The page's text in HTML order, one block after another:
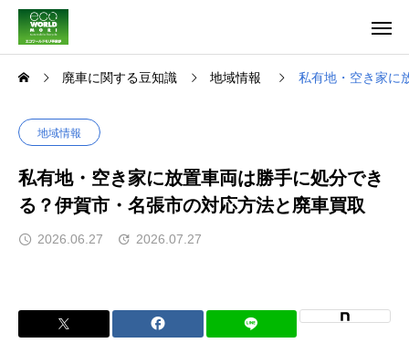
廃車に関する豆知識 地域情報 私有地・空き家に
地域情報
私有地・空き家に放置車両は勝手に処分でき
る？伊賀市・名張市の対応方法と廃車買取
2026.06.27 2026.07.27